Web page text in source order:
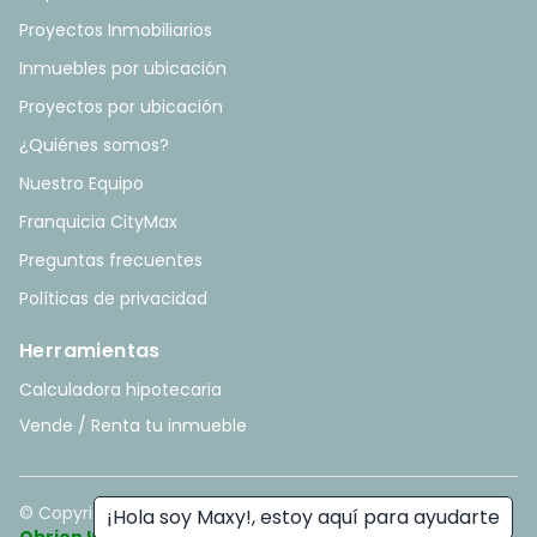
¡Hola soy Maxy!, estoy aquí para ayudarte
Proyectos Inmobiliarios
Inmuebles por ubicación
Proyectos por ubicación
¿Quiénes somos?
Nuestro Equipo
Franquicia CityMax
Preguntas frecuentes
Políticas de privacidad
Herramientas
Calculadora hipotecaria
Vende / Renta tu inmueble
© Copyright2026. All rights reserved. - Hecho con ❤️ por